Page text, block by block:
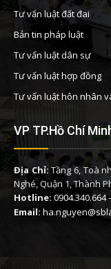
Tư vấn luật đất đai
Bản tin pháp luật
Tư vấn luật dân sự
Tư vấn luật hợp đồng
Tư vấn luật hôn nhân
VP TP.Hồ Chí
Địa Chỉ:Tầng 6, Toà
Nghé, Quận 1, Thành
Hotline: 0904.340.664-
Email: